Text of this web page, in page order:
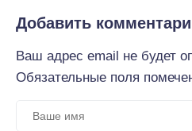
Добавить
Ваш адрес email не будет
Обязательные поля